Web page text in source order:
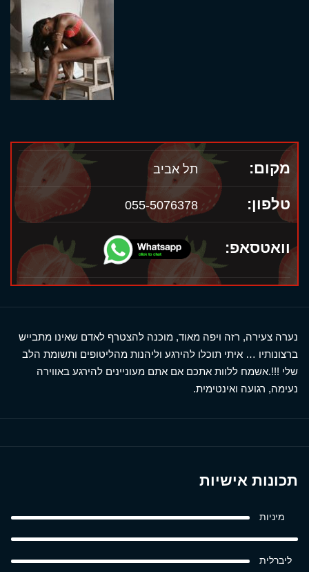
מקום: תל אביב
טלפון: 055-5076378
וואטסאפ:
נערה צעירה, רזה ויפה מאוד, מוכנה להצטרף לאדם שאינו מתבייש
ברצונותיו … איתי תוכלו להירגע וליהנות מהליטופים ותשומת הלב
שלי !!!.אשמח ללוות אתכם אם אתם מעוניינים להירגע באווירה
נעימה, רגועה ואינטימית.
תכונות אישיות
מיניות
ליברלית